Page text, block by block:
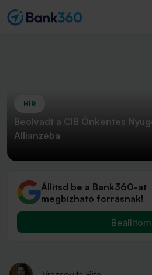
HÍR
Beolvadt a CIB Önkéntes
Allianzéba
Állítsd be a Bank360-at
megbízható forrásnak!
Beállítom